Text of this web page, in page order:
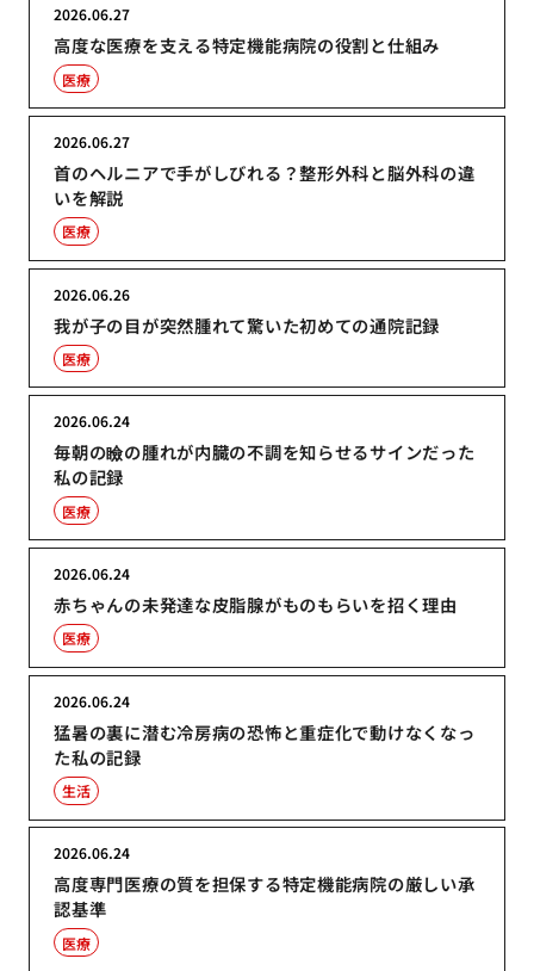
高度な医療を支える特定機能病院の役割と仕組み
2026.06.27
医療
首のヘルニアで手がしびれる？整形外科と脳外科の違
いを解説
2026.06.27
医療
我が子の目が突然腫れて驚いた初めての通院記録
2026.06.26
医療
毎朝の瞼の腫れが内臓の不調を知らせるサインだった
私の記録
2026.06.24
医療
赤ちゃんの未発達な皮脂腺がものもらいを招く理由
2026.06.24
医療
猛暑の裏に潜む冷房病の恐怖と重症化で動けなくなっ
た私の記録
2026.06.24
生活
高度専門医療の質を担保する特定機能病院の厳しい承
認基準
2026.06.24
医療